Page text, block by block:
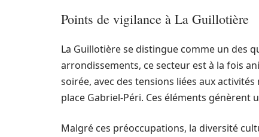
Points de vigilance à La Guillotière
La Guillotière se distingue comme un des
arrondissements, ce secteur est à la fois
soirée, avec des tensions liées aux
place Gabriel-Péri. Ces éléments
Malgré ces préoccupations, la diversité